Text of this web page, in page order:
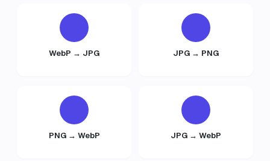
JPG → PNG
WebP → JPG
JPG → WebP
PNG → WebP